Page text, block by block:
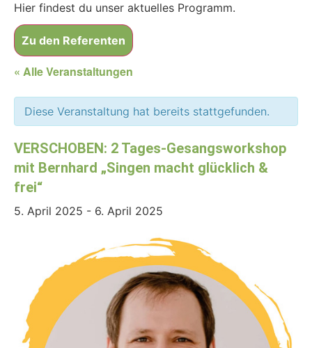
Hier findest du unser aktuelles Programm.
Zu den Referenten
« Alle Veranstaltungen
Diese Veranstaltung hat bereits stattgefunden.
VERSCHOBEN: 2 Tages-Gesangsworkshop
mit Bernhard „Singen macht glücklich &
frei“
5. April 2025 - 6. April 2025